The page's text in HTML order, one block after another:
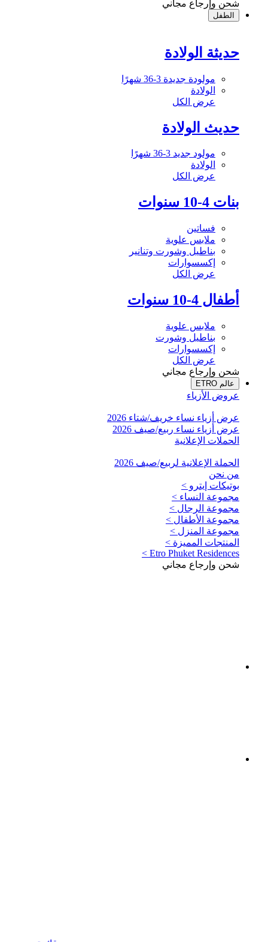
شحن وإرجاع مجاني
الطفل
حديثة الولادة
مولودة جديدة 3-36 شهرًا
الولادة
عرض الكل
حديث الولادة
مولود جديد 3-36 شهرًا
الولادة
عرض الكل
بنات 4-10 سنوات
فساتين
ملابس علوية
بناطيل وشورت وتنانير
إكسسوارات
عرض الكل
أطفال 4-10 سنوات
ملابس علوية
بناطيل وشورت
إكسسوارات
عرض الكل
شحن وإرجاع مجاني
عالم ETRO
عروض الأزياء
عرض أزياء نساء خريف/شتاء 2026
عرض أزياء نساء ربيع/صيف 2026
الحملات الإعلانية
الحملة الإعلانية لربيع/صيف 2026
من نحن
بوتيكات إيترو >
مجموعة النساء >
مجموعة الرجال >
مجموعة الأطفال >
مجموعة المنزل >
المنتجات المميزة >
Etro Phuket Residences >
شحن وإرجاع مجاني